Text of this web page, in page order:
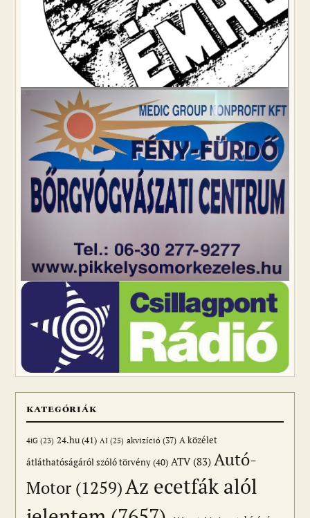
KATEGÓRIÁK
4iG (23) 24.hu(41) AI (25) akvizíció (37) A közélet
átláthatóságáról szóló törvény(40) ATV(83) Autó-
Motor (1259)Az ecetfák alól